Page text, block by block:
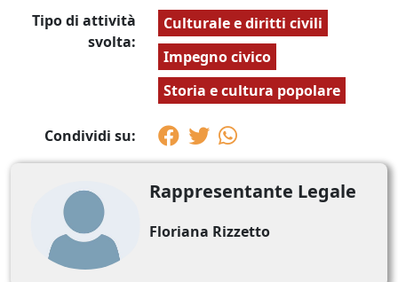
Tipo di attività
svolta:
Culturale e diritti civili
Impegno civico
Storia e cultura popolare
Condividi su:
Rappresentante Legale
Floriana Rizzetto